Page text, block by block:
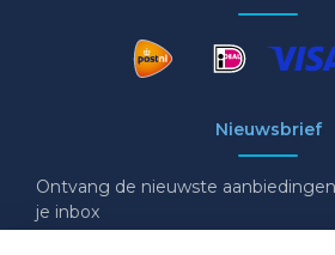
Nieuwsbrief
Ontvang de nieuwste
je inbox